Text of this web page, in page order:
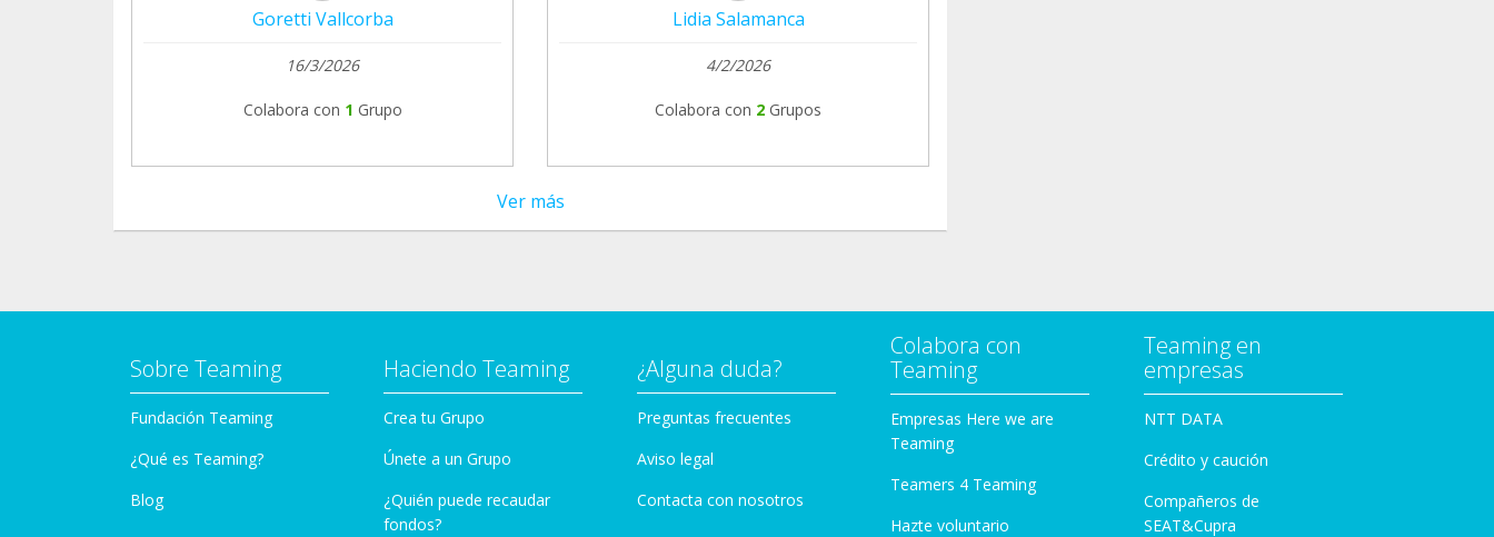
Goretti Vallcorba
16/3/2026
Colabora con 1 Grupo
Lidia Salamanca
4/2/2026
Colabora con 2 Grupos
Ver más
Sobre Teaming
Fundación Teaming
¿Qué es Teaming?
Blog
Haciendo Teaming
Crea tu Grupo
Únete a un Grupo
¿Quién puede recaudar
fondos?
¿Alguna duda?
Preguntas frecuentes
Aviso legal
Contacta con nosotros
Colabora con
Teaming
Empresas Here we are
Teaming
Teamers 4 Teaming
Hazte voluntario
Teaming en
empresas
NTT DATA
Crédito y caución
Compañeros de
SEAT&Cupra